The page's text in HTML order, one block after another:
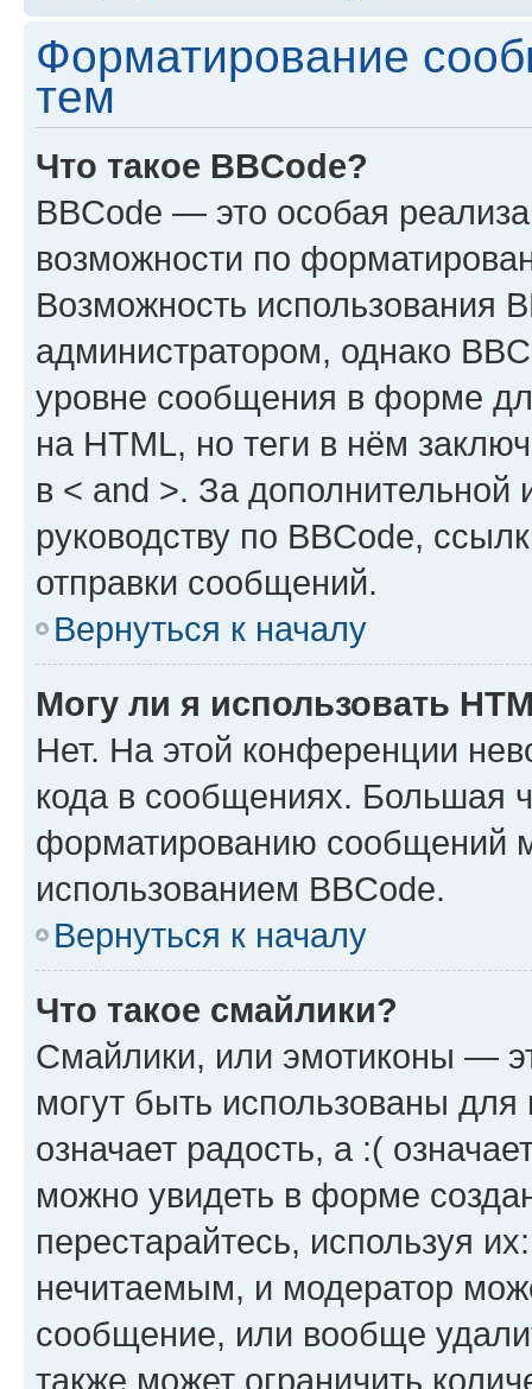
Форматирование
тем
Что такое BBCode?
BBCode — это особая
возможности по
Возможность использования
администратором, однако
уровне сообщения в форме
на HTML, но теги в нём
в < and >. За
руководству по BBCode,
отправки сообщений.
Вернуться к началу
Могу ли я использовать
Нет. На этой конференции
кода в сообщениях. Большая
форматированию сообщений
использованием BBCode.
Вернуться к началу
Что такое смайлики?
Смайлики, или эмотиконы —
могут быть использованы
означает радость, а :(
можно увидеть в форме
перестарайтесь, используя
нечитаемым, и модератор
сообщение, или вообще
также может ограничить